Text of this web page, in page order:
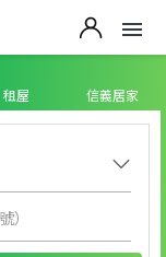
租屋 信義居家